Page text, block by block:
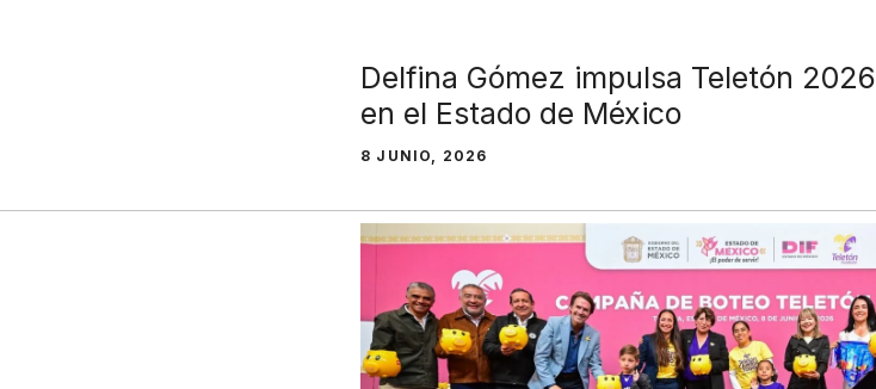
Delfina Gómez impulsa Teletón 2026
en el Estado de México
8 JUNIO, 2026